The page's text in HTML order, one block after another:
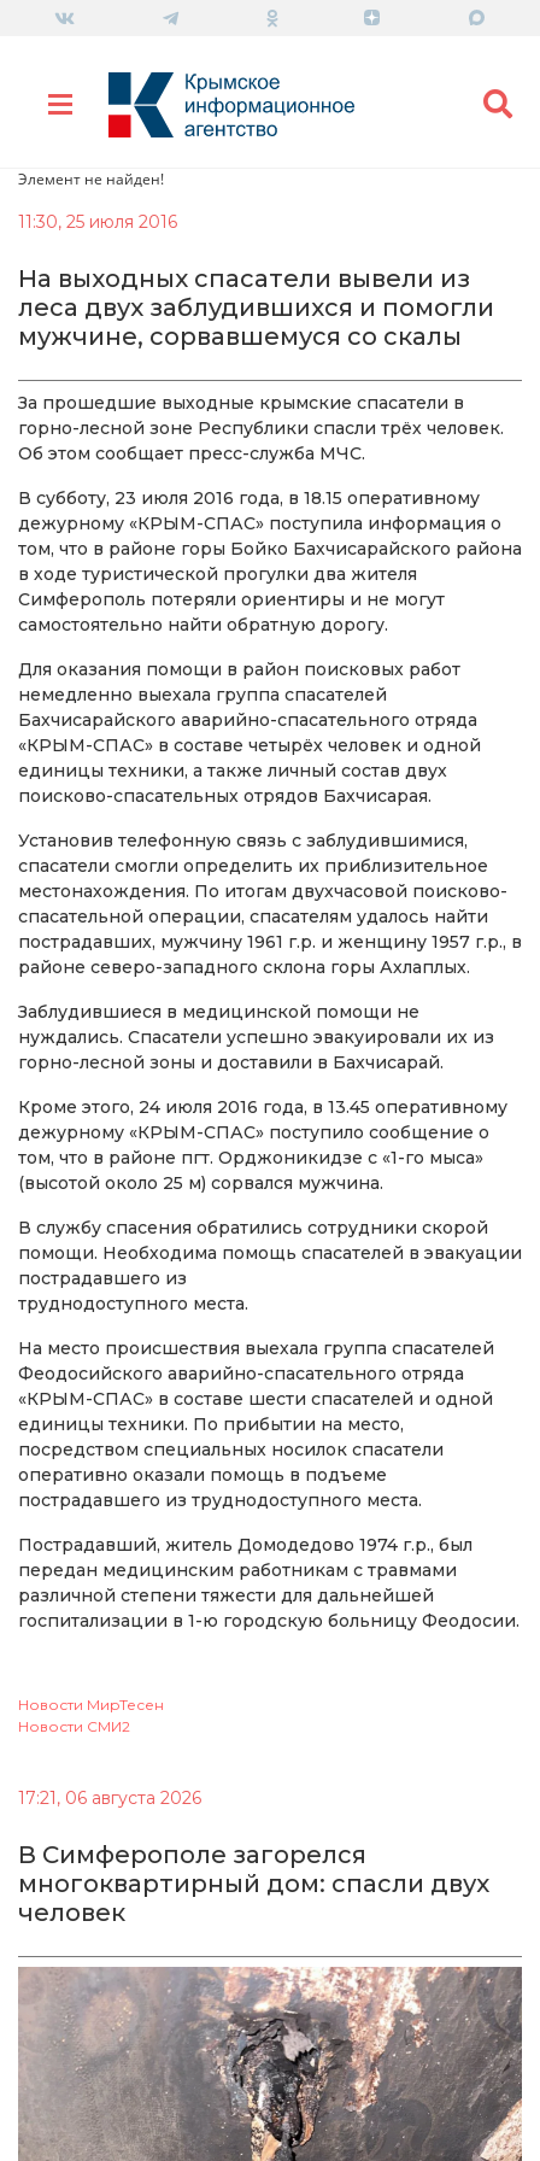
Элемент не найден!
11:30, 25 июля 2016
​На выходных спасатели вывели из
леса двух заблудившихся и помогли
мужчине, сорвавшемуся со скалы
За прошедшие выходные крымские спасатели в
горно-лесной зоне Республики спасли трёх человек.
Об этом сообщает пресс-служба МЧС.
В субботу, 23 июля 2016 года, в 18.15 оперативному
дежурному «КРЫМ-СПАС» поступила информация о
том, что в районе горы Бойко Бахчисарайского района
в ходе туристической прогулки два жителя
Симферополь потеряли ориентиры и не могут
самостоятельно найти обратную дорогу.
Для оказания помощи в район поисковых работ
немедленно выехала группа спасателей
Бахчисарайского аварийно-спасательного отряда
«КРЫМ-СПАС» в составе четырёх человек и одной
единицы техники, а также личный состав двух
поисково-спасательных отрядов Бахчисарая.
Установив телефонную связь с заблудившимися,
спасатели смогли определить их приблизительное
местонахождения. По итогам двухчасовой поисково-
спасательной операции, спасателям удалось найти
пострадавших, мужчину 1961 г.р. и женщину 1957 г.р., в
районе северо-западного склона горы Ахлаплых.
Заблудившиеся в медицинской помощи не
нуждались. Спасатели успешно эвакуировали их из
горно-лесной зоны и доставили в Бахчисарай.
Кроме этого, 24 июля 2016 года, в 13.45 оперативному
дежурному «КРЫМ-СПАС» поступило сообщение о
том, что в районе пгт. Орджоникидзе с «1-го мыса»
(высотой около 25 м) сорвался мужчина.
В службу спасения обратились сотрудники скорой
помощи. Необходима помощь спасателей в эвакуации
пострадавшего из
труднодоступного места.
На место происшествия выехала группа спасателей
Феодосийского аварийно-спасательного отряда
«КРЫМ-СПАС» в составе шести спасателей и одной
единицы техники. По прибытии на место,
посредством специальных носилок спасатели
оперативно оказали помощь в подъеме
пострадавшего из труднодоступного места.
Пострадавший, житель Домодедово 1974 г.р., был
передан медицинским работникам с травмами
различной степени тяжести для дальнейшей
госпитализации в 1-ю городскую больницу Феодосии.
Новости МирТесен
Новости СМИ2
17:21, 06 августа 2026
В Симферополе загорелся
многоквартирный дом: спасли двух
человек